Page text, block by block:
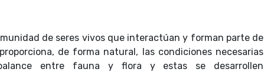
de seres vivos que interactúan y forman parte de
de forma natural, las condiciones necesarias
entre fauna y flora y estas se desarrollen